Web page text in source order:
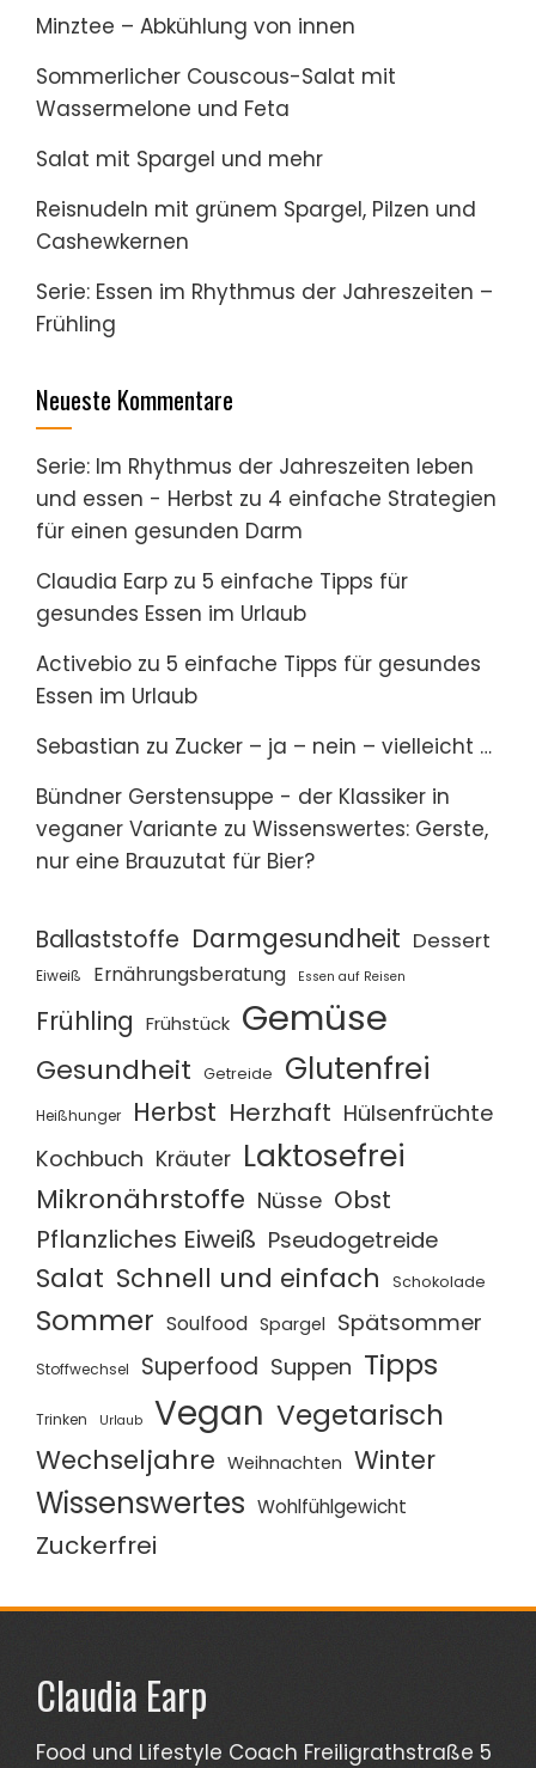
Minztee – Abkühlung von innen
Sommerlicher Couscous-Salat mit
Wassermelone und Feta
Salat mit Spargel und mehr
Reisnudeln mit grünem Spargel, Pilzen und
Cashewkernen
Serie: Essen im Rhythmus der Jahreszeiten –
Frühling
Neueste Kommentare
Serie: Im Rhythmus der Jahreszeiten leben
und essen - Herbst zu 4 einfache Strategien
für einen gesunden Darm
Claudia Earp zu 5 einfache Tipps für
gesundes Essen im Urlaub
Activebio zu 5 einfache Tipps für gesundes
Essen im Urlaub
Sebastian zu Zucker – ja – nein – vielleicht …
Bündner Gerstensuppe - der Klassiker in
veganer Variante zu Wissenswertes: Gerste,
nur eine Brauzutat für Bier?
Ballaststoffe Darmgesundheit Dessert
Eiweiß Ernährungsberatung Essen auf Reisen
Frühling Frühstück Gemüse
Gesundheit Getreide Glutenfrei
Heißhunger Herbst Herzhaft Hülsenfrüchte
Kochbuch Kräuter Laktosefrei
Mikronährstoffe Nüsse Obst
Pflanzliches Eiweiß Pseudogetreide
Salat Schnell und einfach Schokolade
Sommer Soulfood Spargel Spätsommer
Stoffwechsel Superfood Suppen Tipps
Trinken Urlaub Vegan Vegetarisch
Wechseljahre Weihnachten Winter
Wissenswertes Wohlfühlgewicht
Zuckerfrei
Claudia Earp
Food und Lifestyle Coach Freiligrathstraße 5